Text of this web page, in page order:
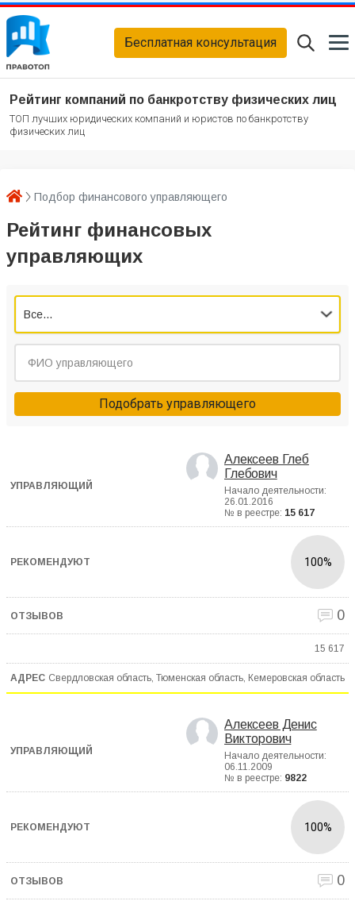
Бесплатная консультация
Рейтинг компаний по банкротству физических лиц
ТОП лучших юридических компаний и юристов по банкротству
физических лиц
Подбор финансового управляющего
Рейтинг финансовых
управляющих
Все...
Подобрать управляющего
Алексеев Глеб
Глебович
Начало деятельности:
26.01.2016
№ в реестре: 15 617
100%
0
15 617
Свердловская область, Тюменская область, Кемеровская область
Алексеев Денис
Викторович
Начало деятельности:
06.11.2009
№ в реестре: 9822
100%
0